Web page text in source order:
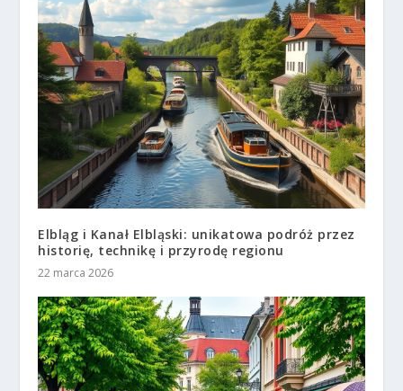
Elbląg i Kanał Elbląski: unikatowa podróż przez
historię, technikę i przyrodę regionu
22 marca 2026